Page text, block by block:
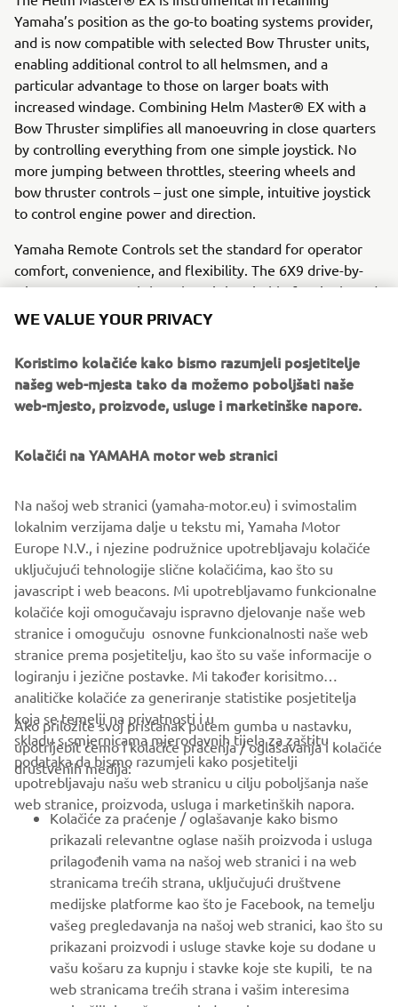
Yamaha’s position as the go-to boating systems provider,
and is now compatible with selected Bow Thruster units,
enabling additional control to all helmsmen, and a
particular advantage to those on larger boats with
increased windage. Combining Helm Master® EX with a
Bow Thruster simplifies all manoeuvring in close quarters
by controlling everything from one simple joystick. No
more jumping between throttles, steering wheels and
bow thruster controls – just one simple, intuitive joystick
to control engine power and direction.
Yamaha Remote Controls set the standard for operator
comfort, convenience, and flexibility. The 6X9 drive-by-
wire remote control throttle unit is suitable for single and
multi-engine boats and now features an integral start-stop
controls, thereby freeing up more space.
CORPORATE
FOR BUSINESS
MORE YAMAHA
SUPPORT
BILTEN
WE VALUE YOUR PRIVACY
Koristimo kolačiće kako bismo razumjeli posjetitelje
našeg web-mjesta tako da možemo poboljšati naše
web-mjesto, proizvode, usluge i marketinške napore.
Kolačići na YAMAHA motor web stranici
Na našoj web stranici (yamaha-motor.eu) i svimostalim
lokalnim verzijama dalje u tekstu mi, Yamaha Motor
Europe N.V., i njezine podružnice upotrebljavaju kolačiće
uključujući tehnologije slične kolačićima, kao što su
javascript i web beacons. Mi upotrebljavamo funkcionalne
kolačiće koji omogučavaju ispravno djelovanje naše web
stranice i omogučuju osnovne funkcionalnosti naše web
stranice prema posjetitelju, kao što su vaše informacije o
logiranju i jezične postavke. Mi također korisitmo
analitičke kolačiće za generiranje statistike posjetitelja
koja se temelji na privatnosti i u
skladu s smjernicama mjerodavnih tijela za zaštitu
podataka da bismo razumjeli kako posjetitelji
upotrebljavaju našu web stranicu u cilju poboljšanja naše
web stranice, proizvoda, usluga i marketinških napora.
Ako priložite svoj pristanak putem gumba u nastavku,
upotrijebit ćemo i kolačiće praćenja / oglašavanja i kolačiće
društvenih medija:
Kolačiće za praćenje / oglašavanje kako bismo
prikazali relevantne oglase naših proizvoda i usluga
prilagođenih vama na našoj web stranici i na web
stranicama trećih strana, uključujući društvene
medijske platforme kao što je Facebook, na temelju
vašeg pregledavanja na našoj web stranici, kao što su
prikazani proizvodi i usluge stavke koje su dodane u
vašu košaru za kupnju i stavke koje ste kupili, te na
web stranicama trećih strana i vašim interesima